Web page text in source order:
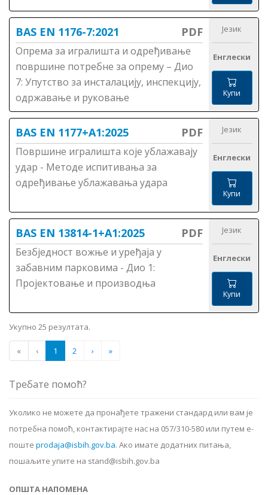
BAS EN 1176-7:2021 PDF
Опрема за игралишта и одређивање
површине потребне за опрему – Дио
7: Упутство за инсталацију, инспекцију,
одржавање и руковање
Језик
Енглески
Купи
BAS EN 1177+A1:2025 PDF
Површине игралишта које ублажавају
удар - Методе испитивања за
одређивање ублажавања удара
Језик
Енглески
Купи
BAS EN 13814-1+A1:2025 PDF
Безбједност вожње и уређаја у
забавним парковима - Дио 1:
Пројектовање и производња
Језик
Енглески
Купи
Укупно 25 резултата.
« ‹ 1 2 › »
Требате помоћ?
Уколико не можете да пронађете тражени стандард или вам је
потребна помоћ, контактирајте нас на 057/310-580 или путем е-
поште prodaja@isbih.gov.ba. Ако имате додатних питања,
пошаљите упите на stand@isbih.gov.ba
ОПШТА НАПОМЕНА